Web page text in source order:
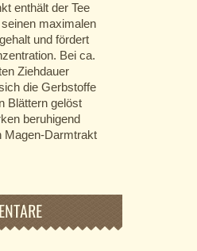
enthält der Tee
maximalen
und fördert
Bei ca.
Ziehdauer
die Gerbstoffe
Blättern gelöst
beruhigend
Magen-Darmtrakt